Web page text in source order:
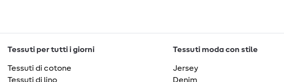
Tessuti per tutti i giorni
Tessuti di cotone
Tessuti di lino
Tessuti moda con stile
Jersey
Denim